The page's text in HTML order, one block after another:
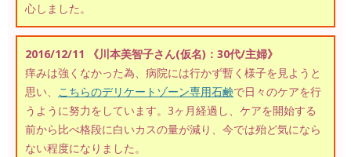
心しました。
2016/12/11 《川本美智子さん(仮名)：30代/主婦》
痒みは強くなかった為、病院には行かず暫く様子を見ようと
思い、 こちらのデリケートゾーン専用石鹸で日々のケアを行
うように努力をしています。3ヶ月経過し、ケアを開始する
前から比べ格段に白いカスの量が減り、今では殆ど気になら
ない程度になりました。